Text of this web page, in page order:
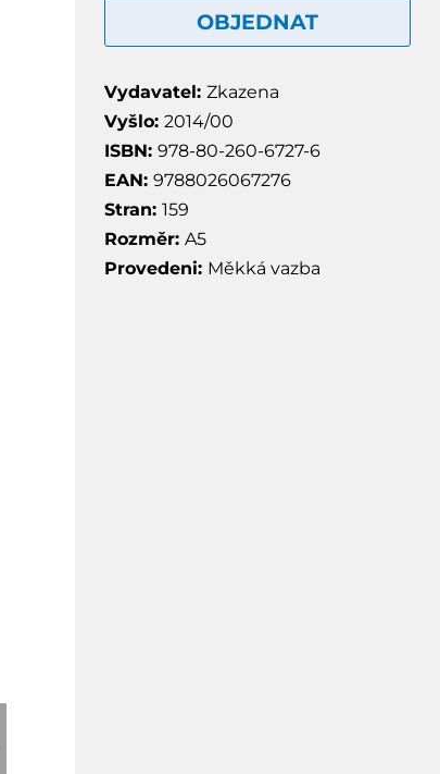
OBJEDNAT
Vydavatel: Zkazena
Vyšlo: 2014/00
ISBN: 978-80-260-6727-6
EAN: 9788026067276
Stran: 159
Rozměr: A5
Provedeni: Měkká vazba